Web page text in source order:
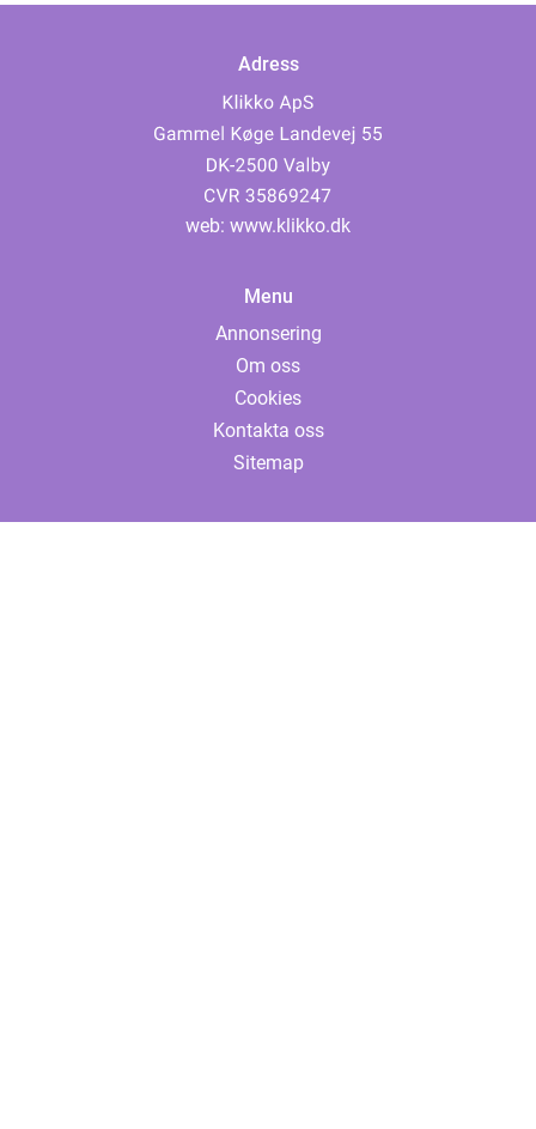
Adress
web: www.klikko.dk
Menu
Annonsering
Om oss
Cookies
Kontakta oss
Sitemap